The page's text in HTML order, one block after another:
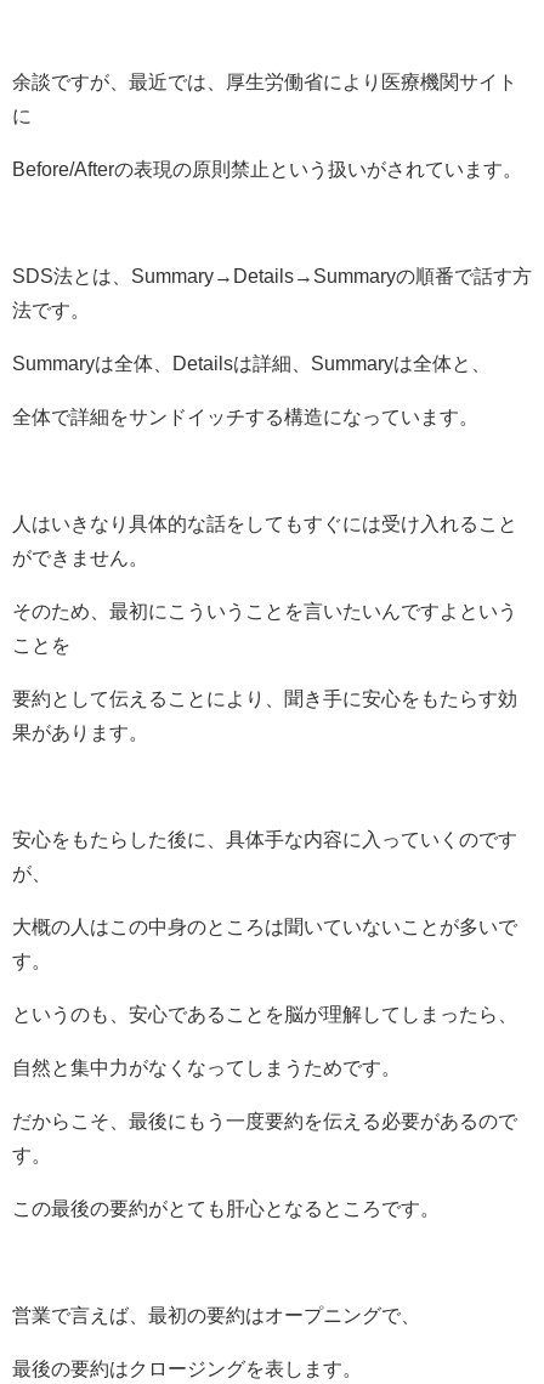
余談ですが、最近では、厚生労働省により医療機関サイト
に
Before/Afterの表現の原則禁止という扱いがされています。
SDS法とは、Summary→Details→Summaryの順番で話す方
法です。
Summaryは全体、Detailsは詳細、Summaryは全体と、
全体で詳細をサンドイッチする構造になっています。
人はいきなり具体的な話をしてもすぐには受け入れること
ができません。
そのため、最初にこういうことを言いたいんですよという
ことを
要約として伝えることにより、聞き手に安心をもたらす効
果があります。
安心をもたらした後に、具体手な内容に入っていくのです
が、
大概の人はこの中身のところは聞いていないことが多いで
す。
というのも、安心であることを脳が理解してしまったら、
自然と集中力がなくなってしまうためです。
だからこそ、最後にもう一度要約を伝える必要があるので
す。
この最後の要約がとても肝心となるところです。
営業で言えば、最初の要約はオープニングで、
最後の要約はクロージングを表します。